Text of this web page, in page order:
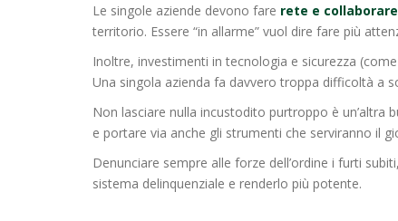
Le singole aziende devono fare rete e collaborare
territorio. Essere “in allarme” vuol dire fare più
Inoltre, investimenti in tecnologia e sicurezza
Una singola azienda fa davvero troppa difficoltà a
Non lasciare nulla incustodito purtroppo è un’altra
e portare via anche gli strumenti che serviranno il
Denunciare sempre alle forze dell’ordine i furti
sistema delinquenziale e renderlo più potente.